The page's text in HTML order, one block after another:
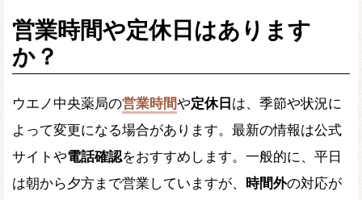
営業時間や定休日はあります
か？
ウエノ中央薬局の営業時間や定休日は、季節や状況に
よって変更になる場合があります。最新の情報は公式
サイトや電話確認をおすすめします。一般的に、平日
は朝から夕方まで営業していますが、 時間外の対応が